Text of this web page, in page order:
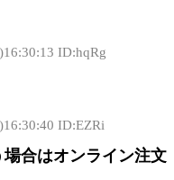
ID:hqRg
ID:EZRi
合はオンライン注文